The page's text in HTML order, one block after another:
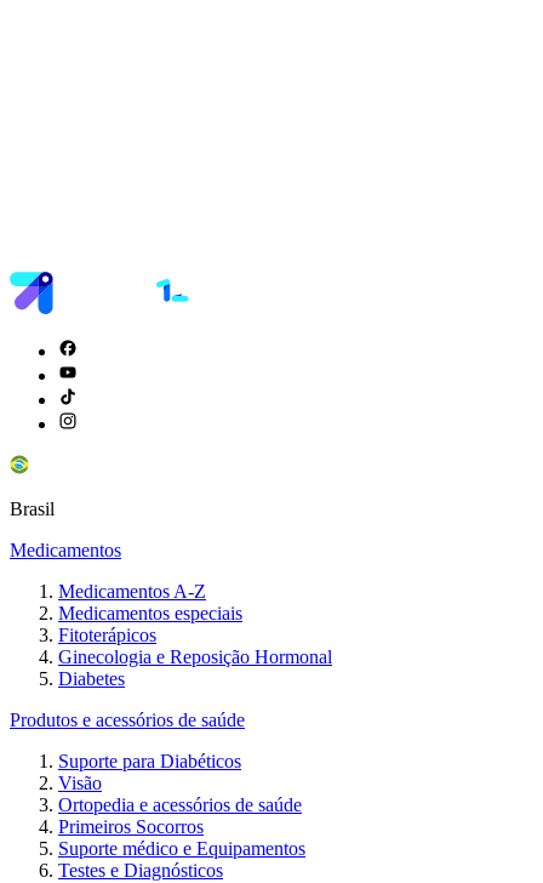
Brasil
Medicamentos
Medicamentos A-Z
Medicamentos especiais
Fitoterápicos
Ginecologia e Reposição Hormonal
Diabetes
Produtos e acessórios de saúde
Suporte para Diabéticos
Visão
Ortopedia e acessórios de saúde
Primeiros Socorros
Suporte médico e Equipamentos
Testes e Diagnósticos